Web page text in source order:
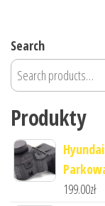
Search
Produkty
199.00zł